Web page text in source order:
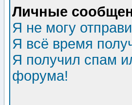
Личные
Я не могу
Я всё время
Я получил спам
форума!